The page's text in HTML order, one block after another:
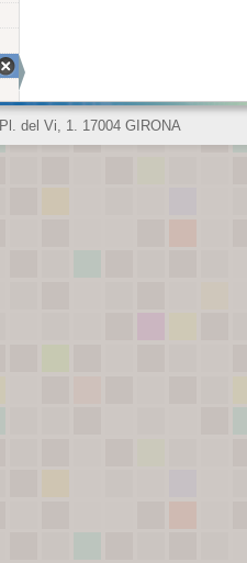
Pl. del Vi, 1. 17004 GIRONA